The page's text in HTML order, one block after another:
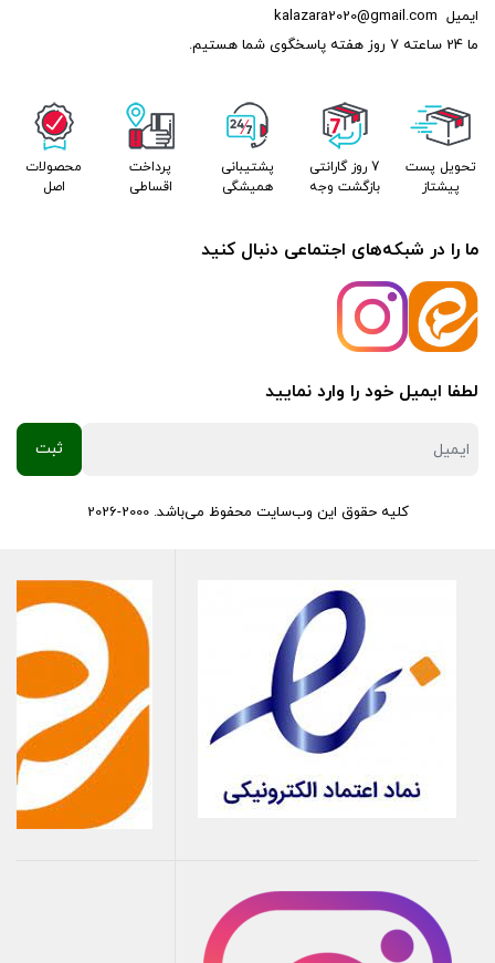
ایمیل kalazara2020@gmail.com
ما 24 ساعته 7 روز هفته پاسخگوی شما هستیم.
تحویل پست
پیشتاز
7 روز گارانتی
بازگشت وجه
پشتیبانی
همیشگی
پرداخت
اقساطی
محصولات
اصل
ما را در شبکه‌های اجتماعی دنبال کنید
لطفا ایمیل خود را وارد نمایید
کلیه حقوق این وب‌سایت محفوظ می‌باشد. 2000-2026